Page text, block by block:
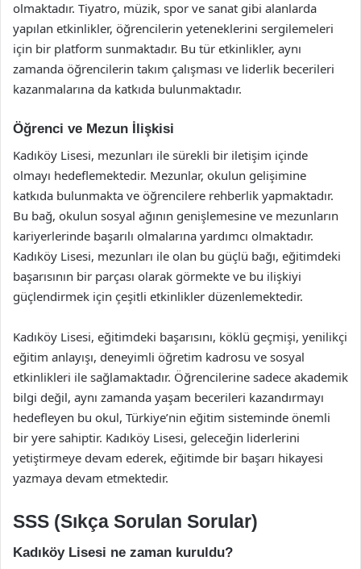
olmaktadır. Tiyatro, müzik, spor ve sanat gibi alanlarda
yapılan etkinlikler, öğrencilerin yeteneklerini sergilemeleri
için bir platform sunmaktadır. Bu tür etkinlikler, aynı
zamanda öğrencilerin takım çalışması ve liderlik becerileri
kazanmalarına da katkıda bulunmaktadır.
Öğrenci ve Mezun İlişkisi
Kadıköy Lisesi, mezunları ile sürekli bir iletişim içinde
olmayı hedeflemektedir. Mezunlar, okulun gelişimine
katkıda bulunmakta ve öğrencilere rehberlik yapmaktadır.
Bu bağ, okulun sosyal ağının genişlemesine ve mezunların
kariyerlerinde başarılı olmalarına yardımcı olmaktadır.
Kadıköy Lisesi, mezunları ile olan bu güçlü bağı, eğitimdeki
başarısının bir parçası olarak görmekte ve bu ilişkiyi
güçlendirmek için çeşitli etkinlikler düzenlemektedir.
Kadıköy Lisesi, eğitimdeki başarısını, köklü geçmişi, yenilikçi
eğitim anlayışı, deneyimli öğretim kadrosu ve sosyal
etkinlikleri ile sağlamaktadır. Öğrencilerine sadece akademik
bilgi değil, aynı zamanda yaşam becerileri kazandırmayı
hedefleyen bu okul, Türkiye’nin eğitim sisteminde önemli
bir yere sahiptir. Kadıköy Lisesi, geleceğin liderlerini
yetiştirmeye devam ederek, eğitimde bir başarı hikayesi
yazmaya devam etmektedir.
SSS (Sıkça Sorulan Sorular)
Kadıköy Lisesi ne zaman kuruldu?